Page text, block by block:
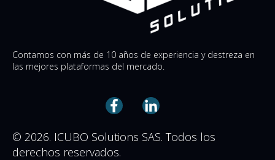
Contamos con más de 10 años de experiencia y destreza en
las mejores plataformas del mercado.
© 2026. ICUBO Solutions SAS. Todos los
derechos reservados.